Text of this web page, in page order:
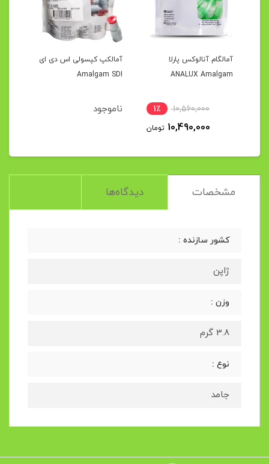
آمالگام آنالوکس پارلا
ANALUX Amalgam
10,560,000 1٪
10,490,000 تومان
آمالکپ کپسولی اس دی ای
Amalgam SDI
ناموجود
مشخصات دیدگاه‌ها
کشور سازنده :
ژاپن
وزن :
3.8 گرم
نوع :
جامد